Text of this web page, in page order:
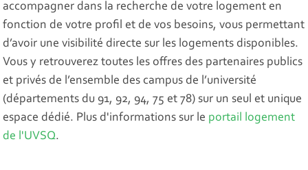
accompagner dans la recherche de votre logement en
fonction de votre profil et de vos besoins, vous permettant
d’avoir une visibilité directe sur les logements disponibles.
Vous y retrouverez toutes les offres des partenaires publics
et privés de l’ensemble des campus de l’université
(départements du 91, 92, 94, 75 et 78) sur un seul et unique
espace dédié. Plus d'informations sur le portail logement
de l'UVSQ.